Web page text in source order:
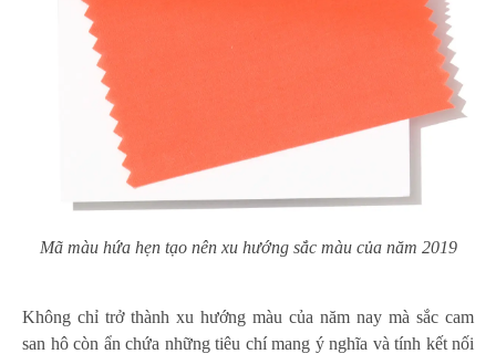
Mã màu hứa hẹn tạo nên xu hướng sắc màu của năm 2019
Không chỉ trở thành xu hướng màu của năm nay mà sắc cam
san hô còn ẩn chứa những tiêu chí mang ý nghĩa và tính kết nối